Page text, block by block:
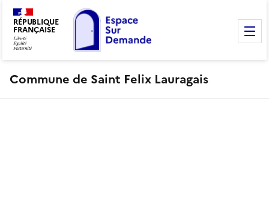
RÉPUBLIQUE
FRANÇAISE
Commune de Saint Felix Lauragais